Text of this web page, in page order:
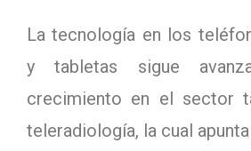
La tecnología en los
y tabletas sigue
crecimiento en el sector
teleradiología, la cual